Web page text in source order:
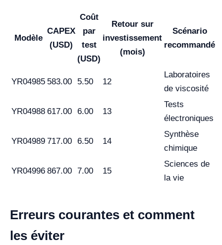
Modèle
CAPEX
(USD)
Coût
par
test
(USD)
Retour sur
investissement
(mois)
Scénario
recommandé
YR04985 583.00 5.50 12
Laboratoires
de viscosité
YR04988 617.00 6.00 13
Tests
électroniques
YR04989 717.00 6.50 14
Synthèse
chimique
YR04996 867.00 7.00 15
Sciences de
la vie
Erreurs courantes et comment
les éviter